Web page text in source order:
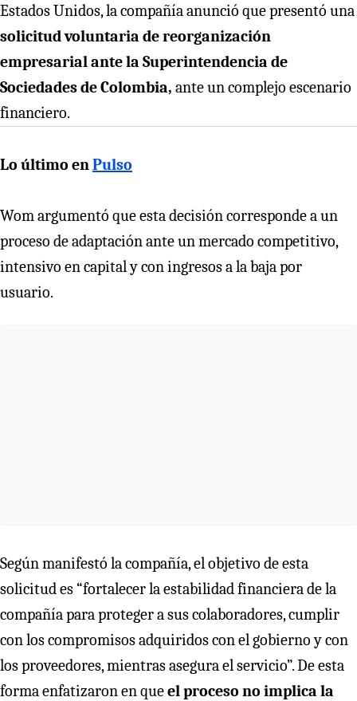
Estados Unidos, la compañía anunció que presentó una
solicitud voluntaria de reorganización
empresarial ante la Superintendencia de
Sociedades de Colombia, ante un complejo escenario
financiero.
Lo último enPulso
Wom argumentó que esta decisión corresponde a un
proceso de adaptación ante un mercado competitivo,
intensivo en capital y con ingresos a la baja por
usuario.
Según manifestó la compañía, el objetivo de esta
solicitud es “fortalecer la estabilidad financiera de la
compañía para proteger a sus colaboradores, cumplir
con los compromisos adquiridos con el gobierno y con
los proveedores, mientras asegura el servicio”. De esta
forma enfatizaron en queel proceso no implica la